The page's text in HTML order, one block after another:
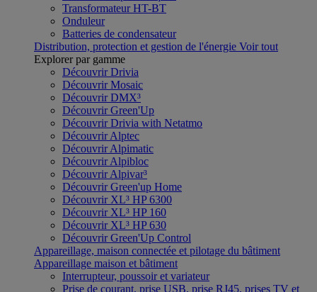
Transformateur HT-BT
Onduleur
Batteries de condensateur
Distribution, protection et gestion de l'énergie Voir tout
Explorer par gamme
Découvrir Drivia
Découvrir Mosaic
Découvrir DMX³
Découvrir Green'Up
Découvrir Drivia with Netatmo
Découvrir Alptec
Découvrir Alpimatic
Découvrir Alpibloc
Découvrir Alpivar³
Découvrir Green'up Home
Découvrir XL³ HP 6300
Découvrir XL³ HP 160
Découvrir XL³ HP 630
Découvrir Green'Up Control
Appareillage, maison connectée et pilotage du bâtiment
Appareillage maison et bâtiment
Interrupteur, poussoir et variateur
Prise de courant, prise USB, prise RJ45, prises TV et